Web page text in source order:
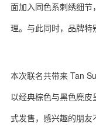
面加入同色系刺绣细
理。与此同时，品牌特
本次联名共带来 Tan
以经典棕色与黑色麂
式发售，感兴趣的朋友